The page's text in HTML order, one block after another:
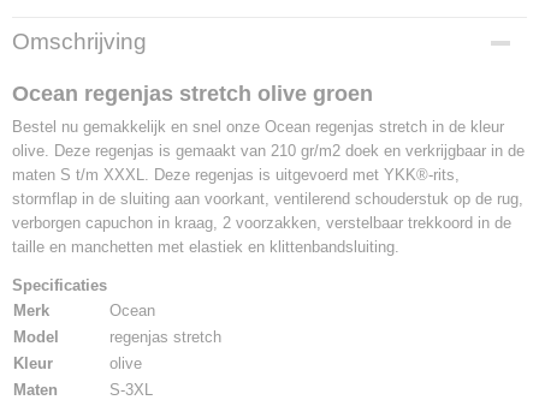
Productcode
LBS - EK020045/S
EAN code
5705332024148
Omschrijving
Ocean regenjas stretch olive groen
Bestel nu gemakkelijk en snel onze Ocean regenjas stretch in de kleur
olive. Deze regenjas is gemaakt van 210 gr/m2 doek en verkrijgbaar in de
maten S t/m XXXL. Deze regenjas is uitgevoerd met YKK®-rits,
stormflap in de sluiting aan voorkant, ventilerend schouderstuk op de rug,
verborgen capuchon in kraag, 2 voorzakken, verstelbaar trekkoord in de
taille en manchetten met elastiek en klittenbandsluiting.
Specificaties
Merk
Ocean
Model
regenjas stretch
Kleur
olive
Maten
S-3XL